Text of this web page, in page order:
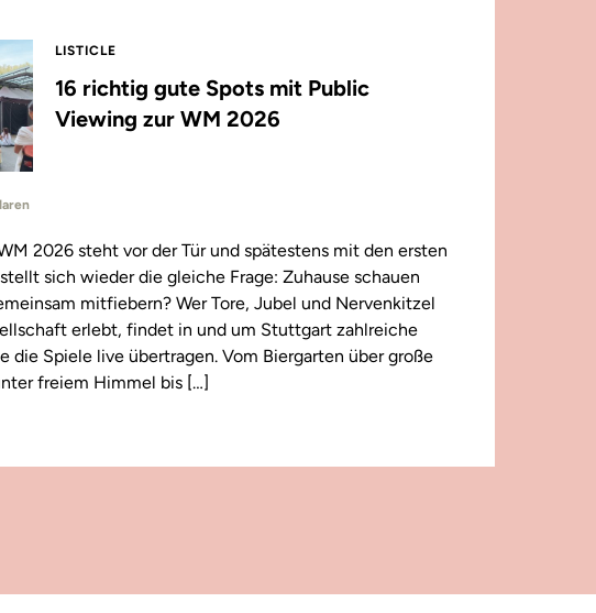
LISTICLE
16 richtig gute Spots mit Public
Viewing zur WM 2026
2026 steht vor der Tür und spätestens mit den ersten
sich wieder die gleiche Frage: Zuhause schauen
mitfiebern? Wer Tore, Jubel und Nervenkitzel
erlebt, findet in und um Stuttgart zahlreiche
die Spiele live übertragen. Vom Biergarten über große
freiem Himmel bis […]